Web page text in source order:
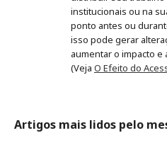
institucionais ou na
ponto antes ou
isso pode gerar
aumentar o impacto e
(Veja O Efeito do
Artigos mais lidos pelo